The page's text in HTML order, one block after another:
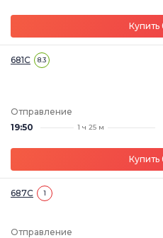
Купить
681С 8.3
Отправление
19:50
1 ч 25 м
Купить
687С 1
Отправление